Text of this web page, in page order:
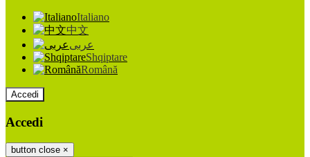
Italiano
中文
عربى
Shqiptare
Română
Accedi
Accedi
button close ×